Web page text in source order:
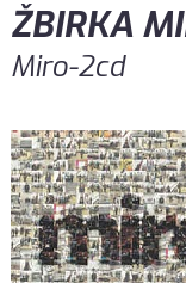
ŽBIRKA
Miro-2cd